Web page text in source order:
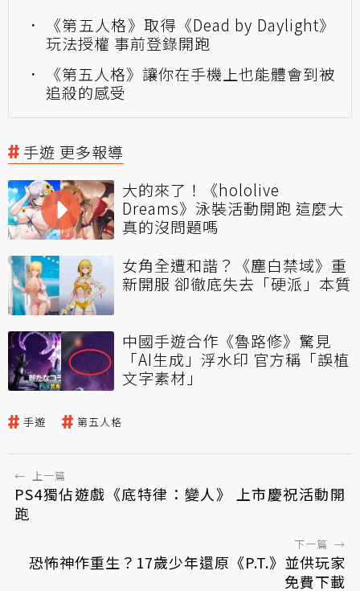
《第五人格》取得《Dead by Daylight》
玩法授權 事前登錄開跑
《第五人格》讓你在手機上也能體會到被
追殺的感受
手遊 更多報導
大的來了！《hololive
Dreams》泳裝活動開跑 這麼大
真的沒問題嗎
女角全遭和諧？《塵白禁域》重
新開服 卻徹底失去「硬派」本質
中國手遊合作《魯路修》驚見
「AI生成」浮水印 官方稱「誤植
文字素材」
手遊 第五人格
← 上一篇
PS4獨佔遊戲《底特律：變人》 上市慶祝活動開
跑
下一篇 →
恐怖神作重生？17歲少年還原《P.T.》並供玩家
免費下載